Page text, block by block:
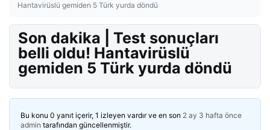
Hantavirüslü gemiden 5 Türk yurda döndü
Son dakika | Test sonuçları
belli oldu! Hantavirüslü
gemiden 5 Türk yurda döndü
Bu konu 0 yanıt içerir, 1 izleyen vardır ve en son 2 ay 3 hafta önce
admin tarafından güncellenmiştir.